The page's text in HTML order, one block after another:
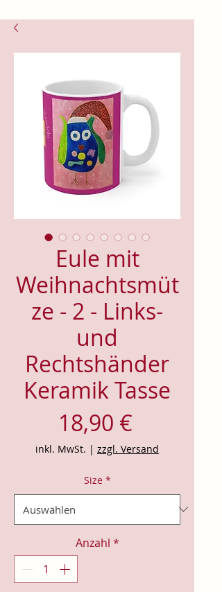
Eule mit
Weihnachtsmüt
ze - 2 - Links-
und
Rechtshänder
Keramik Tasse
18,90 €
inkl. MwSt. | zzgl. Versand
Size *
Anzahl *